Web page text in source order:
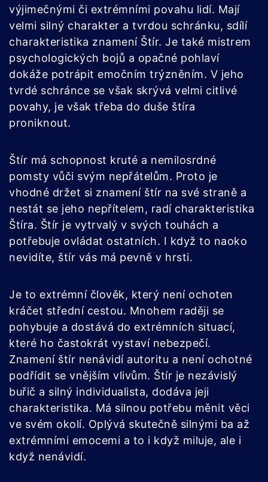
výjimečnými či extrémními povahu lidí. Mají
velmi silný charakter a tvrdou schránku, sdílí
charakteristika znamení Štír. Je také mistrem
psychologických bojů a opačné pohlaví
dokáže potrápit emočním trýzněním. V jeho
tvrdé schránce se však skrývá velmi citlivé
povahy, je však třeba do duše štíra
proniknout.
Štír má schopnost kruté a nemilosrdné
pomsty vůči svým nepřátelům. Proto je
vhodné držet si znamení štír na své straně a
nestát se jeho nepřítelem, radí charakteristika
Štíra. Štír je vytrvalý v svých touhách a
potřebuje ovládat ostatních. I když to naoko
nevidíte, štír vás má pevně v hrsti.
Je to extrémní člověk, který není ochoten
kráčet střední cestou. Mnohem raději se
pohybuje a dostává do extrémních situací,
které ho častokrát vystaví nebezpečí.
Znamení štír nenávidí autoritu a není ochotné
podřídit se vnějším vlivům. Štír je nezávislý
buřič a silný individualista, dodáva jeji
charakteristika. Má silnou potřebu měnit věci
ve svém okolí. Oplývá skutečně silnými ba až
extrémními emocemi a to i když miluje, ale i
když nenávidí.